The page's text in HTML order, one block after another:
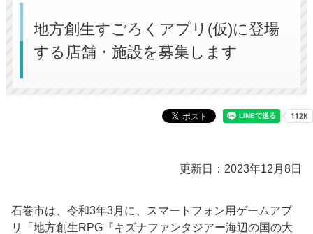
地方創生すごろくアプリ(仮)に登場
する店舗・施設を募集します
更新日：2023年12月8日
石巻市は、令和3年3月に、スマートフォン用ゲームアプ
リ「地方創生RPG『キズナファンタジアー海辺の国の大